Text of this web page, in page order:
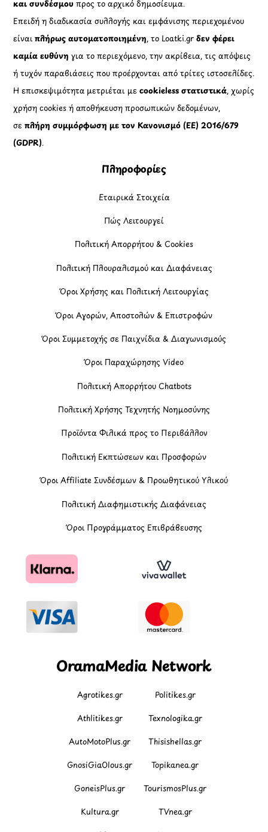
και συνδέσμου προς το αρχικό δημοσίευμα.
Επειδή η διαδικασία συλλογής και εμφάνισης περιεχομένου
είναιπλήρως αυτοματοποιημένη, το Loatki.grδεν φέρει
καμία ευθύνη για το περιεχόμενο, την ακρίβεια, τις απόψεις
ή τυχόν παραβιάσεις που προέρχονται από τρίτες ιστοσελίδες.
Η επισκεψιμότητα μετριέται μεcookieless στατιστικά, χωρίς
χρήση cookies ή αποθήκευση προσωπικών δεδομένων,
σεπλήρη συμμόρφωση με τον Κανονισμό (ΕΕ) 2016/679
(GDPR).
Πληροφορίες
Εταιρικά Στοιχεία
Πώς Λειτουργεί
Πολιτική Απορρήτου & Cookies
Πολιτική Πλουραλισμού και Διαφάνειας
Όροι Χρήσης και Πολιτική Λειτουργίας
Όροι Αγορών, Αποστολών & Επιστροφών
Όροι Συμμετοχής σε Παιχνίδια & Διαγωνισμούς
Όροι Παραχώρησης Video
Πολιτική Απορρήτου Chatbots
Πολιτική Χρήσης Τεχνητής Νοημοσύνης
Προϊόντα Φιλικά προς το Περιβάλλον
Πολιτική Εκπτώσεων και Προσφορών
Όροι Affiliate Συνδέσμων & Προωθητικού Υλικού
Πολιτική Διαφημιστικής Διαφάνειας
Όροι Προγράμματος Επιβράβευσης
OramaMedia Network
Agrotikes.gr Politikes.gr
Athlitikes.gr Texnologika.gr
AutoMotoPlus.gr Thisishellas.gr
GnosiGiaOlous.gr Topikanea.gr
GoneisPlus.gr TourismosPlus.gr
Kultura.gr TVnea.gr